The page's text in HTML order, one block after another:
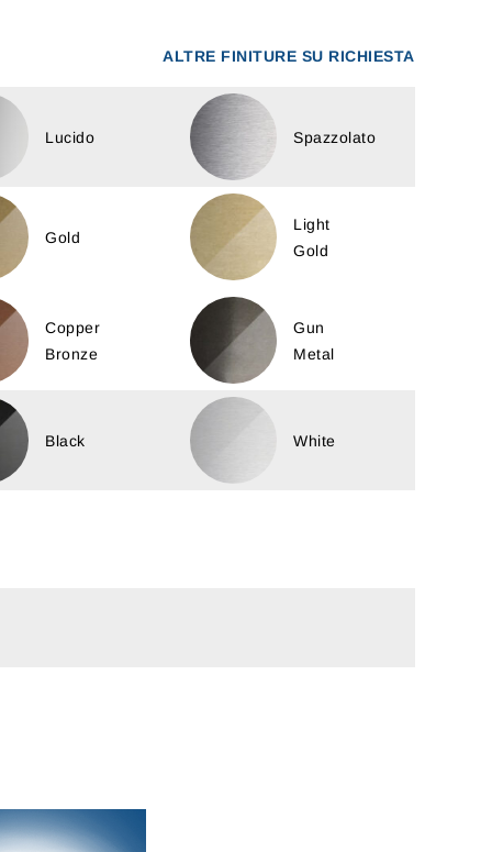
ALTRE FINITURE SU RICHIESTA
Lucido Spazzolato
Gold
Light
Gold
Copper
Bronze
Gun
Metal
Black White